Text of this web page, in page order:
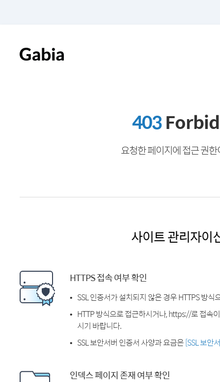
403
요청한 페이지에 접근 권
사이트 관리자이
HTTPS 접속 여부 확인
SSL 인증서가 설치되지 않은 경우 HTTPS 방식
HTTP 방식으로 접근하시거나, https://로 접속
시기 바랍니다.
SSL 보안서버 인증서 사양과 요금은[SSL 보안
인덱스 페이지 존재 여부 확인